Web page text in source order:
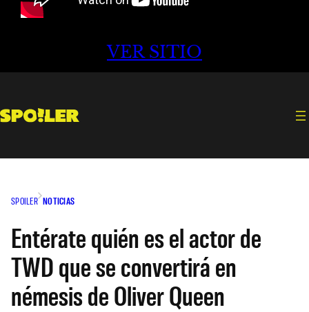
VER SITIO
SPOILER NOTICIAS
Entérate quién es el actor de
TWD que se convertirá en
némesis de Oliver Queen